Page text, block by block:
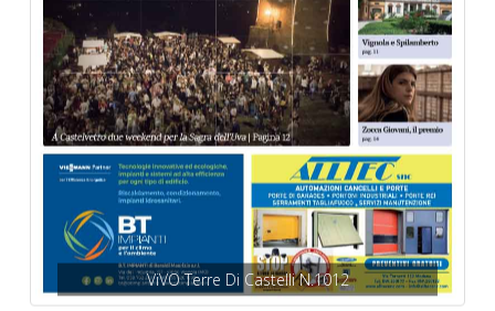
ViVO Terre Di Castelli N.1012